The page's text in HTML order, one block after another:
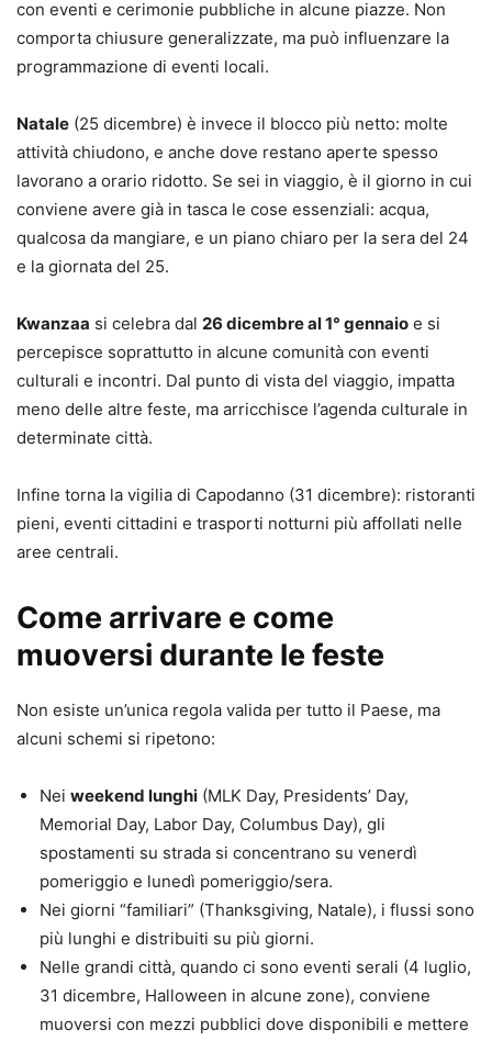
con eventi e cerimonie pubbliche in alcune piazze. Non
comporta chiusure generalizzate, ma può influenzare la
programmazione di eventi locali.
Natale (25 dicembre) è invece il blocco più netto: molte
attività chiudono, e anche dove restano aperte spesso
lavorano a orario ridotto. Se sei in viaggio, è il giorno in cui
conviene avere già in tasca le cose essenziali: acqua,
qualcosa da mangiare, e un piano chiaro per la sera del 24
e la giornata del 25.
Kwanzaa si celebra dal 26 dicembre al 1° gennaio e si
percepisce soprattutto in alcune comunità con eventi
culturali e incontri. Dal punto di vista del viaggio, impatta
meno delle altre feste, ma arricchisce l’agenda culturale in
determinate città.
Infine torna la vigilia di Capodanno (31 dicembre): ristoranti
pieni, eventi cittadini e trasporti notturni più affollati nelle
aree centrali.
Come arrivare e come
muoversi durante le feste
Non esiste un’unica regola valida per tutto il Paese, ma
alcuni schemi si ripetono:
Nei weekend lunghi (MLK Day, Presidents’ Day,
Memorial Day, Labor Day, Columbus Day), gli
spostamenti su strada si concentrano su venerdì
pomeriggio e lunedì pomeriggio/sera.
Nei giorni “familiari” (Thanksgiving, Natale), i flussi sono
più lunghi e distribuiti su più giorni.
Nelle grandi città, quando ci sono eventi serali (4 luglio,
31 dicembre, Halloween in alcune zone), conviene
muoversi con mezzi pubblici dove disponibili e mettere